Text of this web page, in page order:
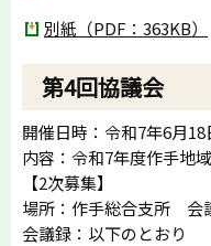
別紙（PDF：363KB）
第4回協議会
開催日時：令和7年6月18
内容：令和7年度作手地
【2次募集】
場所：作手総合支所 会
会議録：以下のとおり